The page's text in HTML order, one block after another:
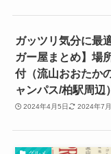
ガッツリ気分に最
ガー屋まとめ】場
付（流山おおたか
ャンパス/柏駅周辺）
2024年4月5日 2024年7